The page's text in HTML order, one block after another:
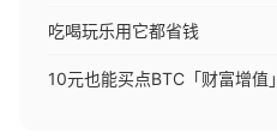
吃喝玩乐用它都省钱
10元也能买点BTC「财富增值」